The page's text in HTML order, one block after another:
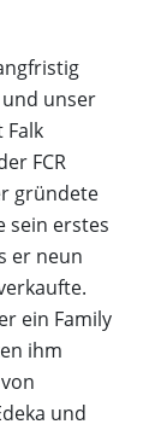
unser
Falk
FCR
gründete
sein erstes
er neun
ein Family
ihm
und